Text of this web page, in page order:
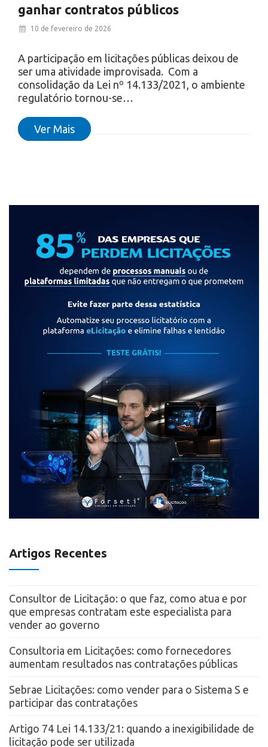
ganhar contratos públicos
10 de fevereiro de 2026
A participação em licitações públicas deixou de
ser uma atividade improvisada. Com a
consolidação da Lei nº 14.133/2021, o ambiente
regulatório tornou-se…
Ver Mais
Artigos Recentes
Consultor de Licitação: o que faz, como atua e por
que empresas contratam este especialista para
vender ao governo
Consultoria em Licitações: como fornecedores
aumentam resultados nas contratações públicas
Sebrae Licitações: como vender para o Sistema S e
participar das contratações
Artigo 74 Lei 14.133/21: quando a inexigibilidade de
licitação pode ser utilizada